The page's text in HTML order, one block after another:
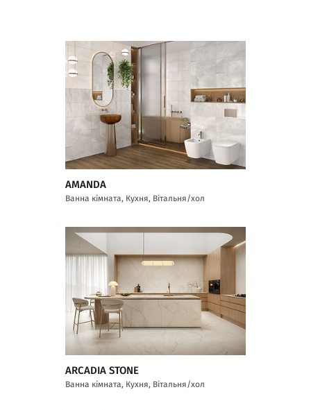
AMANDA
Ванна кімната, Кухня, Вітальня/хол
ARCADIA STONE
Ванна кімната, Кухня, Вітальня/хол